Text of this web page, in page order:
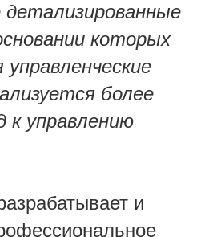
которых
более
к управлению
и